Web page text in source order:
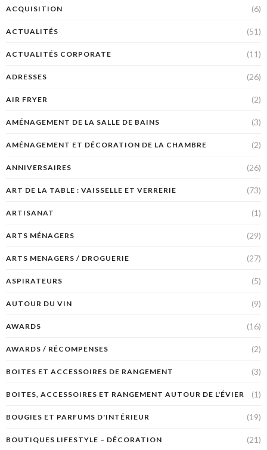
ACQUISITION (6)
ACTUALITÉS (51)
ACTUALITÉS CORPORATE (11)
ADRESSES (26)
AIR FRYER (2)
AMÉNAGEMENT DE LA SALLE DE BAINS (3)
AMÉNAGEMENT ET DÉCORATION DE LA CHAMBRE (2)
ANNIVERSAIRES (26)
ART DE LA TABLE : VAISSELLE ET VERRERIE (73)
ARTISANAT (1)
ARTS MÉNAGERS (29)
ARTS MENAGERS / DROGUERIE (27)
ASPIRATEURS (5)
AUTOUR DU VIN (9)
AWARDS (16)
AWARDS / RÉCOMPENSES (2)
BOITES ET ACCESSOIRES DE RANGEMENT (3)
BOITES, ACCESSOIRES ET RANGEMENT AUTOUR DE L'ÉVIER (1)
BOUGIES ET PARFUMS D'INTÉRIEUR (19)
BOUTIQUES LIFESTYLE – DÉCORATION (21)